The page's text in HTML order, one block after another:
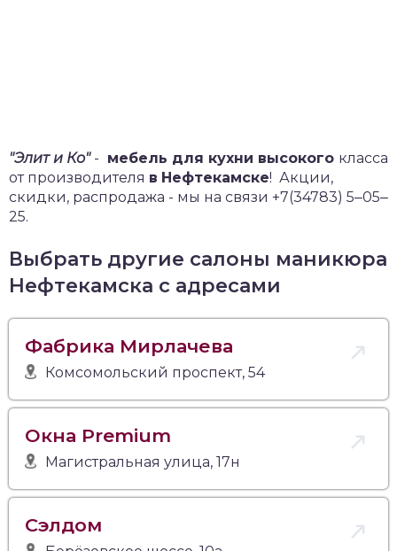
"Элит и Ко"- мебель для кухни высокого класса
от производителя в Нефтекамске! Акции,
скидки, распродажа - мы на связи +7(34783) 5‒05‒
25.
Выбрать другие салоны маникюра
Нефтекамска с адресами
Фабрика Мирлачева
Комсомольский проспект, 54
Окна Premium
Магистральная улица, 17н
Сэлдом